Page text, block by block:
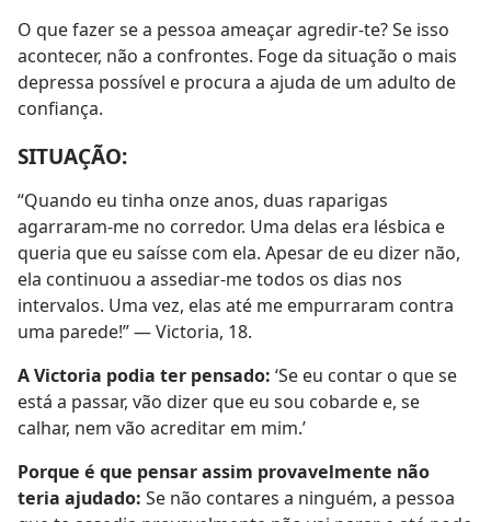
O que fazer se a pessoa ameaçar agredir-te? Se isso
acontecer, não a confrontes. Foge da situação o mais
depressa possível e procura a ajuda de um adulto de
confiança.
SITUAÇÃO:
“Quando eu tinha onze anos, duas raparigas
agarraram-me no corredor. Uma delas era lésbica e
queria que eu saísse com ela. Apesar de eu dizer não,
ela continuou a assediar-me todos os dias nos
intervalos. Uma vez, elas até me empurraram contra
uma parede!” — Victoria, 18.
A Victoria podia ter pensado: ‘Se eu contar o que se
está a passar, vão dizer que eu sou cobarde e, se
calhar, nem vão acreditar em mim.’
Porque é que pensar assim provavelmente não
teria ajudado: Se não contares a ninguém, a pessoa